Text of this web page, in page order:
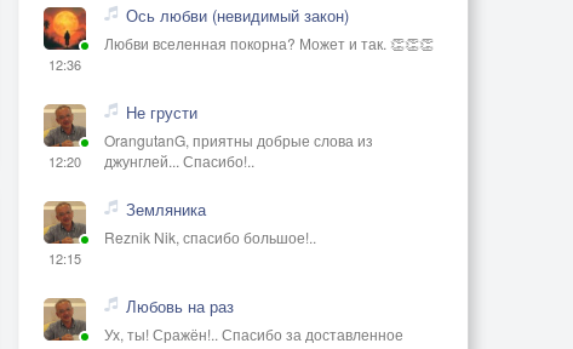
12:36
Ось любви (невидимый закон)
Любви вселенная покорна? Может и так. 👏👏👏
12:20
Не грусти
OrangutanG, приятны добрые слова из
джунглей... Спасибо!..
12:15
Земляника
Reznik Nik, спасибо большое!..
Любовь на раз
Ух, ты! Сражён!.. Спасибо за доставленное